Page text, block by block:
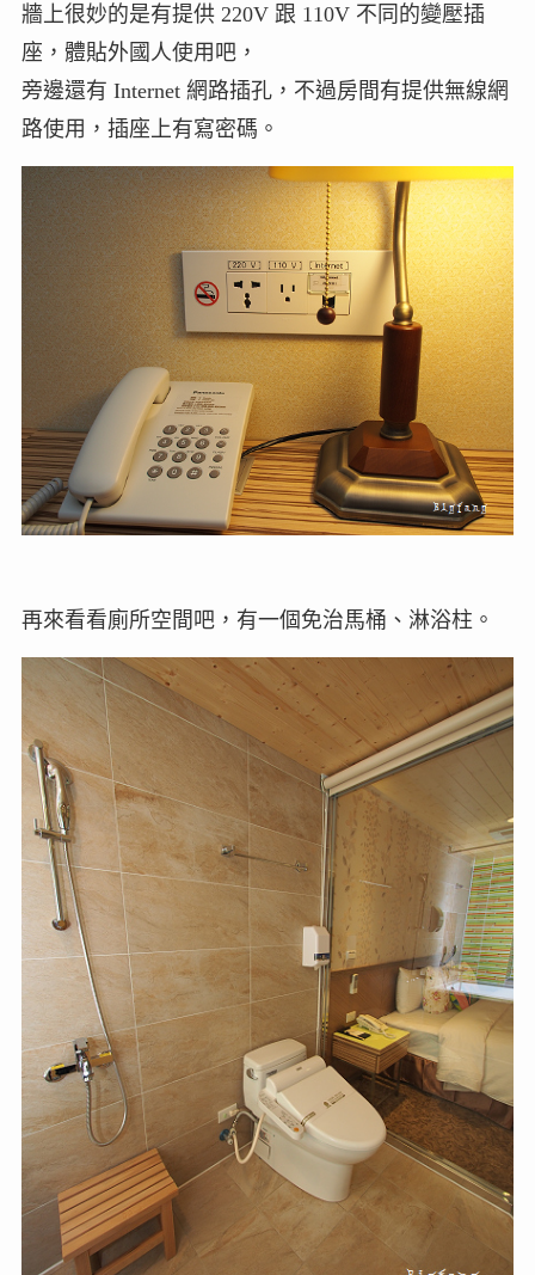
牆上很妙的是有提供 220V 跟 110V 不同的變壓插
座，體貼外國人使用吧，
旁邊還有 Internet 網路插孔，不過房間有提供無線網
路使用，插座上有寫密碼。
再來看看廁所空間吧，有一個免治馬桶、淋浴柱。